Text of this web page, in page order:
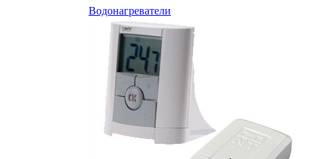
Водонагреватели